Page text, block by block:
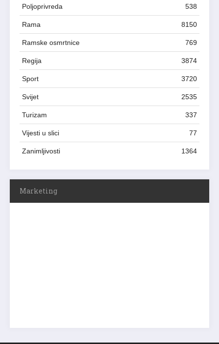
Poljoprivreda 538
Rama 8150
Ramske osmrtnice 769
Regija 3874
Sport 3720
Svijet 2535
Turizam 337
Vijesti u slici 77
Zanimljivosti 1364
Marketing